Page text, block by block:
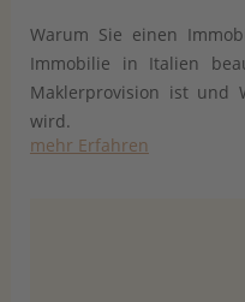
Warum Sie einen
Immobilie in Italien
Maklerprovision ist und
wird.
mehr Erfahren